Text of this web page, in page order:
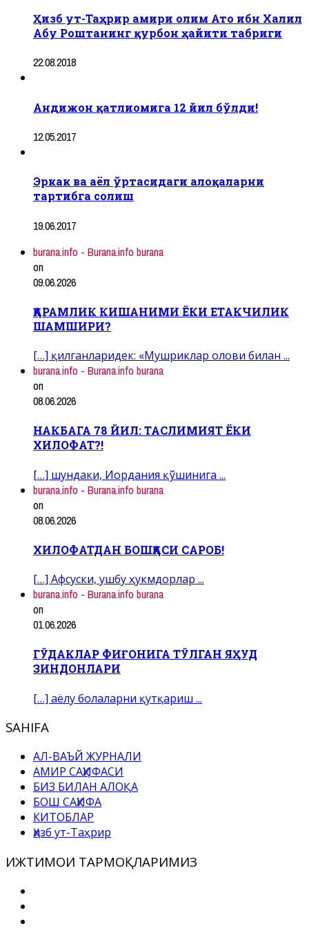
Ҳизб ут-Таҳрир амири олим Ато ибн Халил
Абу Роштанинг қурбон ҳайити табриги
22.08.2018
Андижон қатлиомига 12 йил бўлди!
12.05.2017
Эркак ва аёл ўртасидаги алоқаларни
тартибга солиш
19.06.2017
burana.info - Burana.info burana
on
09.06.2026
ҚАРАМЛИК КИШАНИМИ ЁКИ ЕТАКЧИЛИК
ШАМШИРИ?
[…] қилганларидек: «Мушриклар олови билан ...
burana.info - Burana.info burana
on
08.06.2026
НАКБАГА 78 ЙИЛ: ТАСЛИМИЯТ ЁКИ
ХИЛОФАТ?!
[…] шундаки, Иордания қўшинига ...
burana.info - Burana.info burana
on
08.06.2026
ХИЛОФАТДАН БОШҚАСИ САРОБ!
[…] Афсуски, ушбу ҳукмдорлар ...
burana.info - Burana.info burana
on
01.06.2026
ГЎДАКЛАР ФИҒОНИГА ТЎЛГАН ЯҲУД
ЗИНДОНЛАРИ
[…] аёлу болаларни қутқариш ...
SAHIFA
АЛ-ВАЪЙ ЖУРНАЛИ
АМИР САҲИФАСИ
БИЗ БИЛАН АЛОҚА
БОШ САҲИФА
КИТОБЛАР
Ҳизб ут-Таҳрир
ИЖТИМОИ ТАРМОҚЛАРИМИЗ